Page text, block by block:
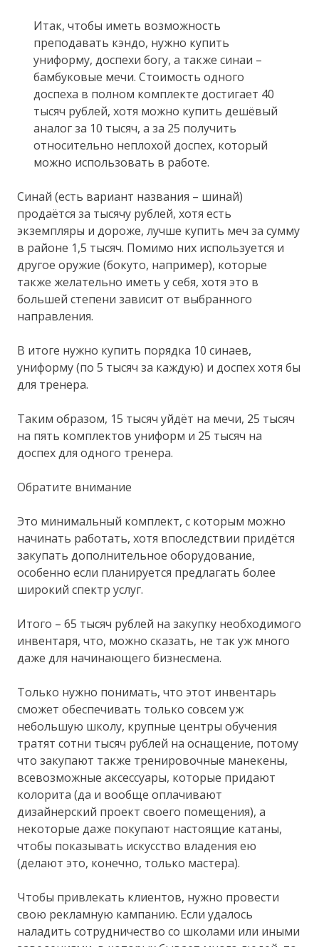
Итак, чтобы иметь возможность
преподавать кэндо, нужно купить
униформу, доспехи богу, а также синаи –
бамбуковые мечи. Стоимость одного
доспеха в полном комплекте достигает 40
тысяч рублей, хотя можно купить дешёвый
аналог за 10 тысяч, а за 25 получить
относительно неплохой доспех, который
можно использовать в работе.
Синай (есть вариант названия – шинай)
продаётся за тысячу рублей, хотя есть
экземпляры и дороже, лучше купить меч за сумму
в районе 1,5 тысяч. Помимо них используется и
другое оружие (бокуто, например), которые
также желательно иметь у себя, хотя это в
большей степени зависит от выбранного
направления.
В итоге нужно купить порядка 10 синаев,
униформу (по 5 тысяч за каждую) и доспех хотя бы
для тренера.
Таким образом, 15 тысяч уйдёт на мечи, 25 тысяч
на пять комплектов униформ и 25 тысяч на
доспех для одного тренера.
Обратите внимание
Это минимальный комплект, с которым можно
начинать работать, хотя впоследствии придётся
закупать дополнительное оборудование,
особенно если планируется предлагать более
широкий спектр услуг.
Итого – 65 тысяч рублей на закупку необходимого
инвентаря, что, можно сказать, не так уж много
даже для начинающего бизнесмена.
Только нужно понимать, что этот инвентарь
сможет обеспечивать только совсем уж
небольшую школу, крупные центры обучения
тратят сотни тысяч рублей на оснащение, потому
что закупают также тренировочные манекены,
всевозможные аксессуары, которые придают
колорита (да и вообще оплачивают
дизайнерский проект своего помещения), а
некоторые даже покупают настоящие катаны,
чтобы показывать искусство владения ею
(делают это, конечно, только мастера).
Чтобы привлекать клиентов, нужно провести
свою рекламную кампанию. Если удалось
наладить сотрудничество со школами или иными